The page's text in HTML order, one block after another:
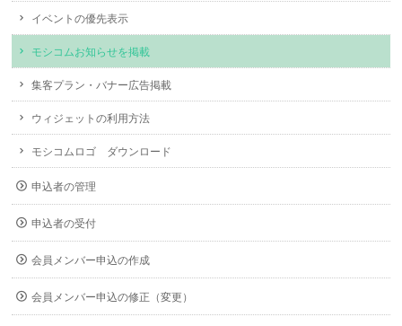
イベントの優先表示
モシコムお知らせを掲載
集客プラン・バナー広告掲載
ウィジェットの利用方法
モシコムロゴ ダウンロード
申込者の管理
申込者の受付
会員メンバー申込の作成
会員メンバー申込の修正（変更）